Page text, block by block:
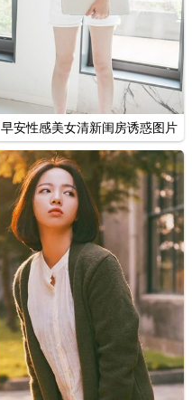
早安性感美女清新闺房诱惑图片